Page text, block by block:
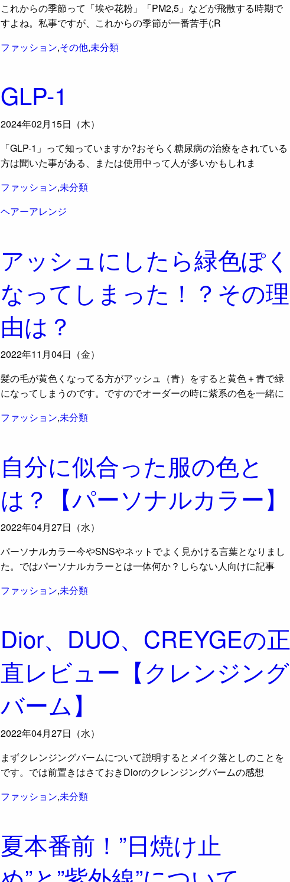
これからの季節って「埃や花粉」「PM2,5」などが飛散する時期で
すよね。私事ですが、これからの季節が一番苦手(;R
ファッション,その他,未分類
GLP-1
2024年02月15日（木）
「GLP-1」って知っていますか?おそらく糖尿病の治療をされている
方は聞いた事がある、または使用中って人が多いかもしれま
ファッション,未分類
ヘアーアレンジ
アッシュにしたら緑色ぽく
なってしまった！？その理
由は？
2022年11月04日（金）
髪の毛が黄色くなってる方がアッシュ（青）をすると黄色＋青で緑
になってしまうのです。ですのでオーダーの時に紫系の色を一緒に
ファッション,未分類
自分に似合った服の色と
は？【パーソナルカラー】
2022年04月27日（水）
パーソナルカラー今やSNSやネットでよく見かける言葉となりまし
た。ではパーソナルカラーとは一体何か？しらない人向けに記事
ファッション,未分類
Dior、DUO、CREYGEの正
直レビュー【クレンジング
バーム】
2022年04月27日（水）
まずクレンジングバームについて説明するとメイク落としのことを
です。では前置きはさておきDiorのクレンジングバームの感想
ファッション,未分類
夏本番前！”日焼け止